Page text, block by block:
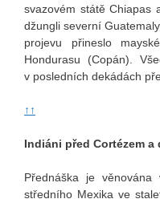
svazovém státě Chiapas
džungli severní
projevu přineslo
Hondurasu (Copán).
v posledních dekádách
↑↑
Indiáni před Cortézem a
Přednáška je věnována
středního Mexika ve